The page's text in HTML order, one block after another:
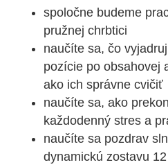
spoločne budeme
pružnej chrbtici
naučíte sa, čo
pozície po obsahovej
ako ich správne cvičiť
naučíte sa, ako
každodenný stres a
naučíte sa pozdrav
dynamickú zostavu